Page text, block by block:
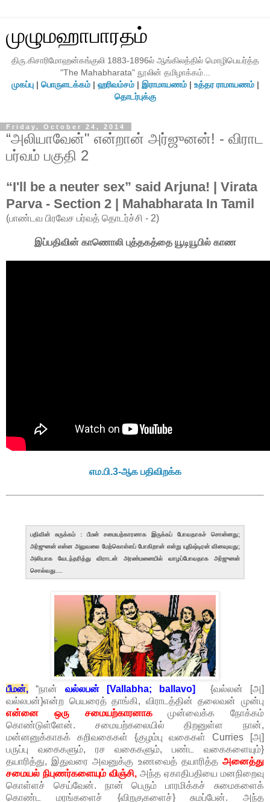
முழுமஹாபாரதம்
திரு.கிசாரிமோஹன்கங்குலி 1883-1896ல் ஆங்கிலத்தில் மொழிபெயர்த்த
"The Mahabharata" நூலின் தமிழாக்கம்...
முகப்பு| பொருளடக்கம்| ஹரிவம்சம்| இராமாயணம்| உத்தர ராமாயணம்|
தொடர்புக்கு
Friday, October 24, 2014
“அலியாவேன்" என்றான் அர்ஜுனன்! - விராட
பர்வம் பகுதி 2
“I'll be a neuter sex” said Arjuna! | Virata
Parva - Section 2 | Mahabharata In Tamil
(பாண்டவ பிரவேச பர்வத் தொடர்ச்சி - 2)
இப்பதிவின் காணொலி புத்தகத்தை யூடியூபில் காண
எம.பி.3-ஆக பதிவிறக்க
பதிவின் சுருக்கம் : பீமன் சமையற்காரனாக இருக்கப் போவதாகச் சொன்னது;
அர்ஜுனன் என்ன அலுவலை மேற்கொள்ளப் போகிறான் என்று யுதிஷ்டிரன் வினவுவது;
அலியாக வேடந்தரித்து விராடன் அரண்மனையில் வாழப்போவதாக அர்ஜுனன்
சொல்வது....
பீமன், “நான் வல்லபன் [Vallabha; ballavo]
{வல்லன் [அ]
வல்லபன்}என்ற பெயரைத் தாங்கி, விராடத்தின் தலைவன் முன்பு
என்னை ஒரு சமையற்காரனாகமுன்வைக்க நோக்கம்
கொண்டுள்ளேன். சமையற்கலையில் திறனுள்ள நான்,
மன்னனுக்காகக் கறிவகைகள் {குழம்பு வகைகள் Curries [அ]
பருப்பு வகைகளும், ரச வகைகளும், பண்ட வகைகளையும்}
தயாரித்து, இதுவரை அவனுக்கு உணவைத் தயாரித்த அனைத்து
சமையல் நிபுணர்களையும் விஞ்சி, அந்த ஏகாதிபதியை மனநிறைவு
கொள்ளச் செய்வேன். நான் பெரும் பாரமிக்கச் சுமைகளைக்
கொண்ட மரங்களைச் {விறகுகளைச்} சுமப்பேன். அந்த